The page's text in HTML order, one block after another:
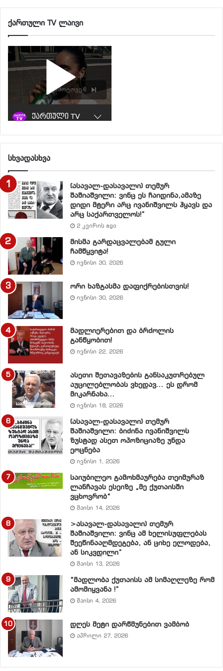
საქართველოში
კვარტალში გასული წლის შესაბამის პერიოდთან
შედარებით ინვესტიციები 42%-ით შემცირდა, ამავე
პერიოდში
აზერბაიჯანში68%-ით გაიზარდა.
დაფიქრებისათვის: წარმოგიდგენთ იმის ანალიზს, თუ
კავკასიის რომელ ქვეყანაში უცხოეთის რომელი
დასკვნა მკითხველმა გააკეთოს.
საქართველოს ინვესტორთა პირველი სამეული
ასეთია:
1. თურქეთი – 20,3 მილიონი დოლარი, 26,8%
2. ჩეხეთი – 19,8 მილიონი დოლარი 26%
3. ეგვიპტე – 18 მილიონი დოლარი 23,8%
აზერბაიჯანის ინვესტორთა პირველი სამეული ასეთია:
1. დიდი ბრიტანეთი – 247,6 მილიონი დოლარი
დოლარი
3. იაპონია – 46,8 მილიონი დოლარი
სომხეთის ინვესტორთა პირველი სამეული ასეთია:
1. რუსეთი – 51,9 მილიონი დოლარი
2. საფრანგეთი – 33,7 მილიონი დოლარი
3. ჰოლანდია – 31,4 მილიონი დოლარი
ეს არის რეალური ციფრები და ხელისუფლება კი
ხალხს ატყუებს.
ეიძლება გვითხრან, ეს 2008 წლის აგვისტოს ომის და
მსოფლიო კრიზისის შედეგიაო. ეს ასე არ არის და ეს
ანალიზითაც ჩანს. მიმდინარე წლის პირველ
კვარტალში გასული წლის შესაბამის პერიოდთან
შედარებითაც კი ინვესტიციები 42%-ით არის
ქართული TV ლაივი
სხვადასხვა
(ასავალ-დასავალი) თემურ
შაშიაშვილი: ვინც ეს ჩაიდინა,ამაზე
დიდი მტერი არც ივანიშვილს ჰყავს და
არც საქართველოს!”
2 კვირის ago
მისმა გარდაცვალებამ გული
ჩამწყვიტა!
ივნისი 30, 2026
ორი ხაზგასმა დაფიქრებისთვის!
ივნისი 30, 2026
მადლიერებით და ბრძოლის
განწყობით!
ივნისი 22, 2026
ასეთი შეთავაზების განსაკუთრებულ
აუცილებლობას ვხედავ… ეს დრომ
მიკარნახა…
ივნისი 18, 2026
(ასავალ-დასავალი) თემურ
შაშიაშვილი: ბიძინა ივანიშვილს
ზუსტად ასეთ ოპოზიციაზე უნდა
ეოცნება
ივნისი 1, 2026
საიუბილეო გამოხმაურება თეიმურაზ
ლანჩავას ესეიზე „მე ქუთაისში
ვცხოვრობ“
მაისი 14, 2026
>ასავალ-დასავალი) თემურ
შაშიაშვილი: ვინც ამ ხელისუფლებას
შეეწინააღმდეგება, ან ციხე ელოდება,
ან სიკვდილი”
მაისი 13, 2026
“მადლობა ქუთაისს ამ სიმაღლეზე რომ
ამომიყვანა !”
მაისი 4, 2026
დღეს მეტი დარწმუნებით ვამბობ
აპრილი 27, 2026